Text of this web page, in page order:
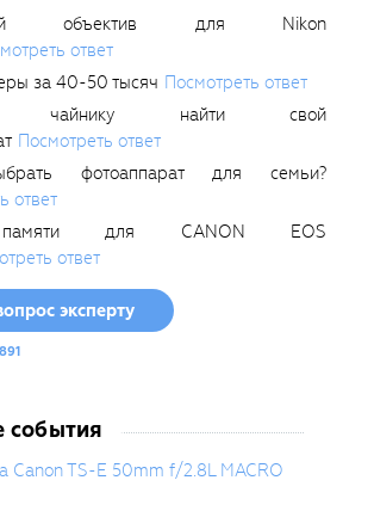
объектив для Nikon
ответ
за 40-50 тысяч Посмотреть ответ
чайнику найти свой
Посмотреть ответ
фотоаппарат для семьи?
ответ
для CANON EOS
ответ
эксперту
891
события
Canon TS-E 50mm f/2.8L MACRO